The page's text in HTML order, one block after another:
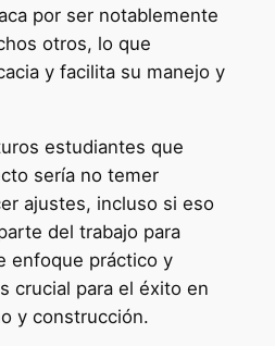
por ser notablemente
otros, lo que
y facilita su manejo y
estudiantes que
sería no temer
ajustes, incluso si eso
del trabajo para
enfoque práctico y
crucial para el éxito en
y construcción.